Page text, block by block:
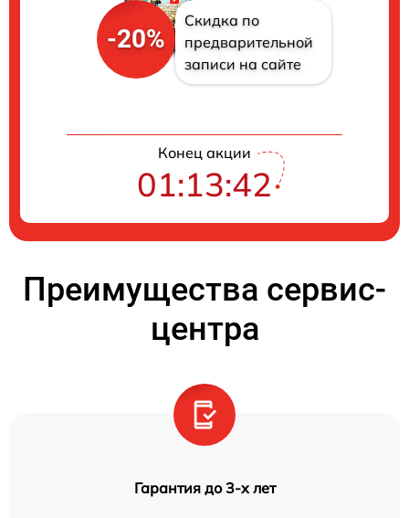
-20%
Скидка по
предварительной
записи на сайте
Конец акции
01:13:41
Преимущества сервис-
центра
Гарантия до 3-х лет